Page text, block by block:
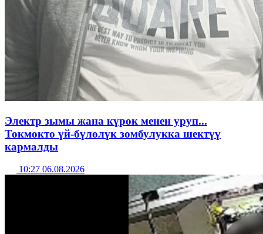
Электр зымы жана күрөк менен уруп...
Токмокто үй-бүлөлүк зомбулукка шектүү
кармалды
10:27 06.08.2026